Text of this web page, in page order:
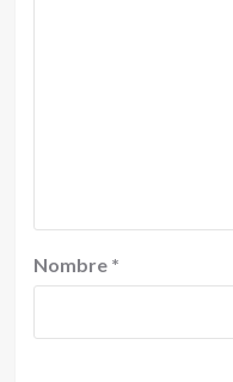
Nombre *